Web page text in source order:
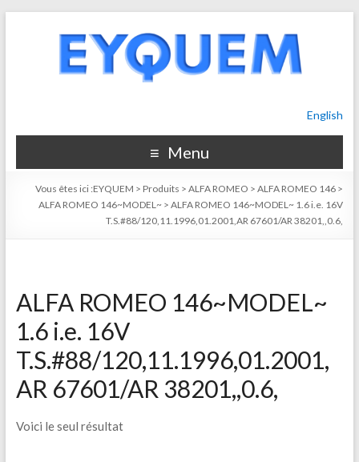
English
Menu
Vous êtes ici :EYQUEM > Produits >ALFA ROMEO >ALFA ROMEO 146 >
ALFA ROMEO 146~MODEL~ >ALFA ROMEO 146~MODEL~ 1.6 i.e. 16V
T.S.#88/120,11.1996,01.2001,AR 67601/AR 38201,,0.6,
ALFA ROMEO 146~MODEL~
1.6 i.e. 16V
T.S.#88/120,11.1996,01.2001,
AR 67601/AR 38201,,0.6,
Voici le seul résultat